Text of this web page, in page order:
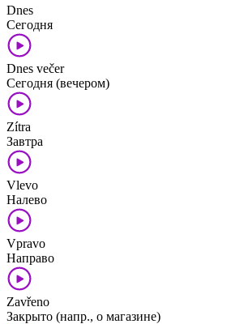
Dnes
Сегодня
Dnes večer
Сегодня (вечером)
Zítra
Завтра
Vlevo
Налево
Vpravo
Направо
Zavřeno
Закрыто (напр., о магазине)